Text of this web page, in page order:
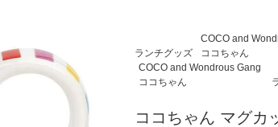
ランチグッズ
COCO and
ココちゃん
COCO and Wondrous Gang
ココちゃん
ココちゃん マグカ